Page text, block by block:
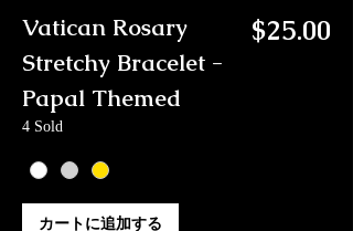
Vatican Rosary
Stretchy Bracelet -
Papal Themed
価格
$25.00
4 Sold
カートに追加する